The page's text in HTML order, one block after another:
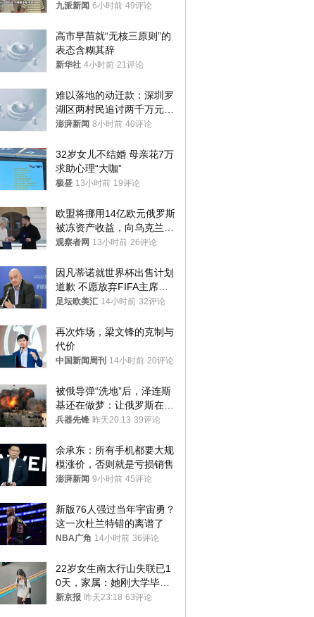
衷是为了陪伴，毕业后将不
九派新闻 6小时前 49评论
高市早苗就“无核三原则”的
表态含糊其辞
新华社 4小时前 21评论
难以落地的动迁款：深圳罗
湖区两村民追讨两千万元动
迁款八年未果
澎湃新闻 8小时前 40评论
32岁女儿不结婚 母亲花7万
求助心理“大咖”
极昼 13小时前 19评论
欧盟将挪用14亿欧元俄罗斯
被冻资产收益，向乌克兰提
供援助
观察者网 13小时前 26评论
因凡蒂诺就世界杯出售计划
道歉 不愿放弃FIFA主席职
位
足坛欧美汇 14小时前 32评论
再次炸场，梁文锋的克制与
代价
中国新闻周刊 14小时前 20评论
被俄导弹“洗地”后，泽连斯
基还在做梦：让俄罗斯在冬
季前求和？
兵器先锋 昨天20:13 39评论
余承东：所有手机都要大规
模涨价，否则就是亏损销售
澎湃新闻 9小时前 45评论
新版76人强过当年宇宙勇？
这一次杜兰特错的离谱了
NBA广角 14小时前 36评论
22岁女生南太行山失联已1
0天，家属：她刚大学毕业
想到山里旅行
新京报 昨天23:18 63评论